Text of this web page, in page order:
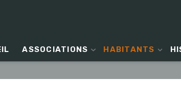
ASSOCIATIONS HABITANTS